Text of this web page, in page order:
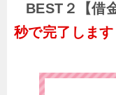
BEST２【借
秒で完了しま